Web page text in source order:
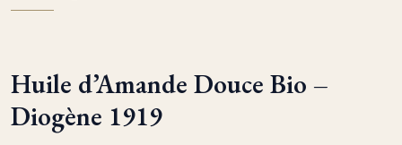
Huile d’Amande Douce Bio –
Diogène 1919